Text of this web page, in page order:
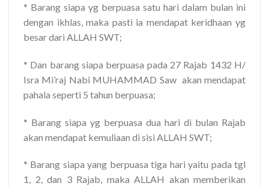
* Barang siapa yg berpuasa satu hari dalam bulan ini
dengan ikhlas, maka pasti ia mendapat keridhaan yg
besar dari ALLAH SWT;
* Dan barang siapa berpuasa pada 27 Rajab 1432 H/
Isra Mi’raj Nabi MUHAMMAD Saw akan mendapat
pahala seperti 5 tahun berpuasa;
* Barang siapa yg berpuasa dua hari di bulan Rajab
akan mendapat kemuliaan di sisi ALLAH SWT;
* Barang siapa yang berpuasa tiga hari yaitu pada tgl
1, 2, dan 3 Rajab, maka ALLAH akan memberikan